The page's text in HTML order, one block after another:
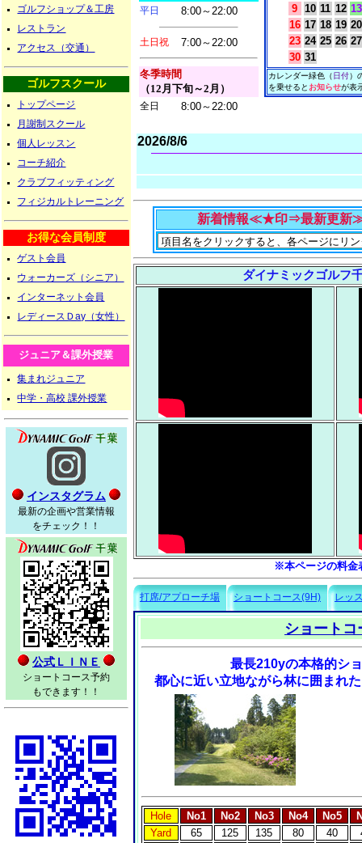
ゴルフショップ＆工房
レストラン
アクセス（交通）
ゴルフスクール
トップページ
月謝制スクール
個人レッスン
コーチ紹介
クラブフィッティング
フィジカルトレーニング
お得な会員制度
ゲスト会員
ウォーカーズ（シニア）
インターネット会員
レディースＤay（女性）
ジュニア＆課外授業
集まれジュニア
中学・高校 課外授業
インスタグラム
最新の企画や営業情報
をチェック！！
公式ＬＩＮＥ
ショートコース予約
もできます！！
平日 8:00～22:00
土日祝 7:00～22:00
冬季時間
（12月下旬～2月）
全日 8:00～22:00
9
10 11 12 13
16 17 18 19 20
23 24 25 26 27
30 31
カレンダー緑色（日付）
を乗せると お知らせが表
2026/8/6
新着情報≪★印⇒最新更新≫
ダイナミックゴルフ
※本ページの料金
打席/アプローチ場 ショートコース(9H) レッ
ショートコ
最長210yの本格的シ
都心に近い立地ながら林に囲まれ
Hole No1 No2 No3 No4 No5
Yard
65 125 135 80 40